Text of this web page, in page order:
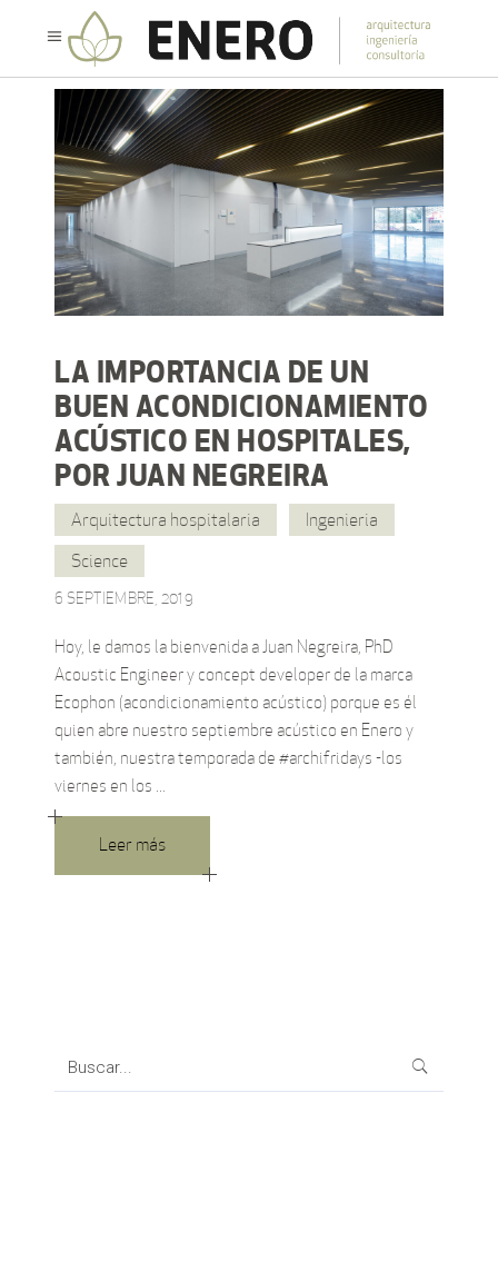
LA IMPORTANCIA DE UN
BUEN ACONDICIONAMIENTO
ACÚSTICO EN HOSPITALES,
POR JUAN NEGREIRA
Arquitectura hospitalaria
Ingenieria
Science
6 SEPTIEMBRE, 2019
Hoy, le damos la bienvenida a Juan Negreira, PhD
Acoustic Engineer y concept developer de la marca
Ecophon (acondicionamiento acústico) porque es él
quien abre nuestro septiembre acústico en Enero y
también, nuestra temporada de #archifridays -los
viernes en los
Leer más
Search